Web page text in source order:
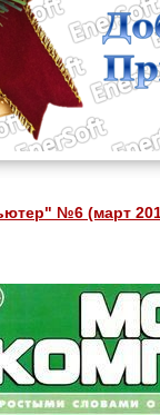
№6 (март